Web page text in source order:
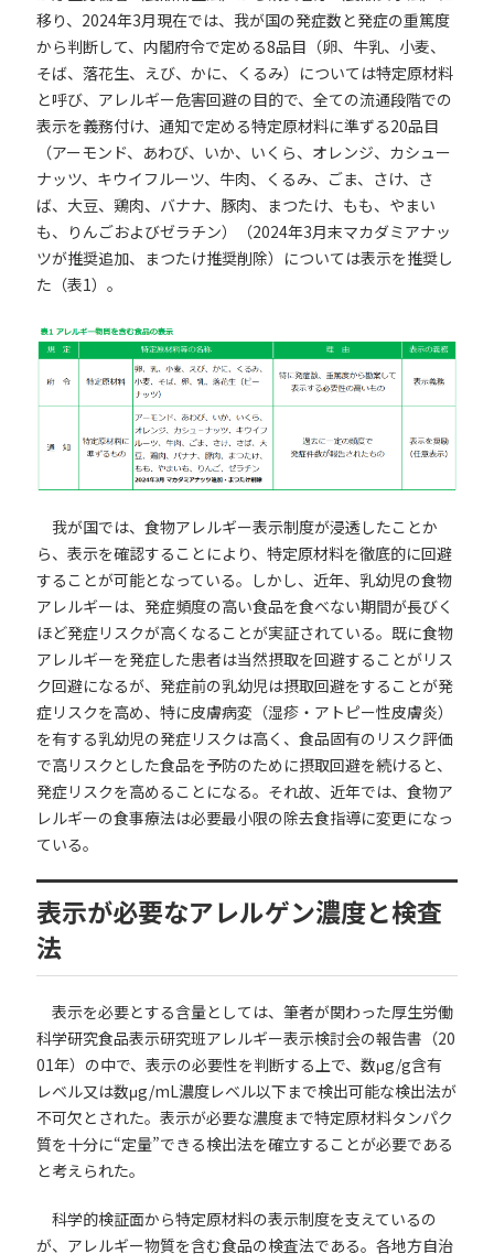
移り、2024年3月現在では、我が国の発症数と発症の重篤度
から判断して、内閣府令で定める8品目（卵、牛乳、小麦、
そば、落花生、えび、かに、くるみ）については特定原材料
と呼び、アレルギー危害回避の目的で、全ての流通段階での
表示を義務付け、通知で定める特定原材料に準ずる20品目
（アーモンド、あわび、いか、いくら、オレンジ、カシュー
ナッツ、キウイフルーツ、牛肉、くるみ、ごま、さけ、さ
ば、大豆、鶏肉、バナナ、豚肉、まつたけ、もも、やまい
も、りんごおよびゼラチン）（2024年3月末マカダミアナッ
ツが推奨追加、まつたけ推奨削除）については表示を推奨し
た（表1）。
我が国では、食物アレルギー表示制度が浸透したことか
ら、表示を確認することにより、特定原材料を徹底的に回避
することが可能となっている。しかし、近年、乳幼児の食物
アレルギーは、発症頻度の高い食品を食べない期間が長びく
ほど発症リスクが高くなることが実証されている。既に食物
アレルギーを発症した患者は当然摂取を回避することがリス
ク回避になるが、発症前の乳幼児は摂取回避をすることが発
症リスクを高め、特に皮膚病変（湿疹・アトピー性皮膚炎）
を有する乳幼児の発症リスクは高く、食品固有のリスク評価
で高リスクとした食品を予防のために摂取回避を続けると、
発症リスクを高めることになる。それ故、近年では、食物ア
レルギーの食事療法は必要最小限の除去食指導に変更になっ
ている。
表示が必要なアレルゲン濃度と検査
法
表示を必要とする含量としては、筆者が関わった厚生労働
科学研究食品表示研究班アレルギー表示検討会の報告書（20
01年）の中で、表示の必要性を判断する上で、数μg/g含有
レベル又は数μg/mL濃度レベル以下まで検出可能な検出法が
不可欠とされた。表示が必要な濃度まで特定原材料タンパク
質を十分に“定量”できる検出法を確立することが必要である
と考えられた。
科学的検証面から特定原材料の表示制度を支えているの
が、アレルギー物質を含む食品の検査法である。各地方自治